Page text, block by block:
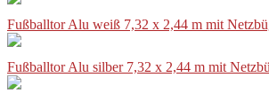
Fußballtor Alu weiß 7,32 x 2,44 m mit
Fußballtor Alu silber 7,32 x 2,44 m mit